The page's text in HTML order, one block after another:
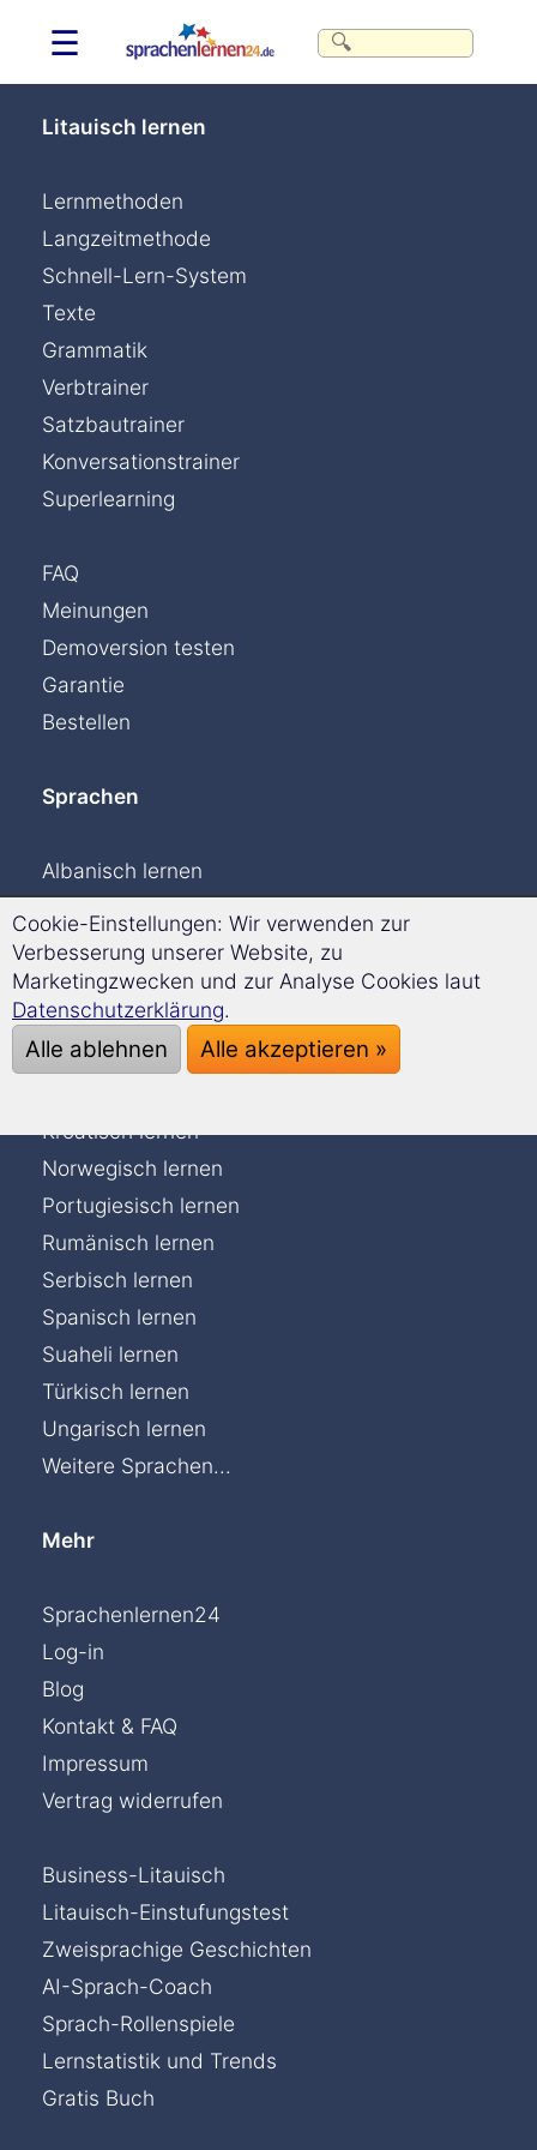
☰
Litauisch lernen
Lernmethoden
Langzeitmethode
Schnell-Lern-System
Texte
Grammatik
Verbtrainer
Satzbautrainer
Konversationstrainer
Superlearning
FAQ
Meinungen
Demoversion testen
Garantie
Bestellen
Sprachen
Albanisch lernen
Englisch lernen
Finnisch lernen
Französisch lernen
Griechisch lernen
Kroatisch lernen
Norwegisch lernen
Portugiesisch lernen
Rumänisch lernen
Serbisch lernen
Spanisch lernen
Suaheli lernen
Türkisch lernen
Ungarisch lernen
Weitere Sprachen...
Mehr
Sprachenlernen24
Log-in
Blog
Kontakt & FAQ
Impressum
Vertrag widerrufen
Business-Litauisch
Litauisch-Einstufungstest
Zweisprachige Geschichten
AI-Sprach-Coach
Sprach-Rollenspiele
Lernstatistik und Trends
Gratis Buch
Cookie-Einstellungen: Wir verwenden zur
Verbesserung unserer Website, zu
Marketingzwecken und zur Analyse Cookies laut
Datenschutzerklärung.
Alle ablehnen Alle akzeptieren »